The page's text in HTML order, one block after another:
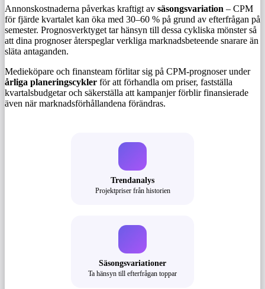
Annonskostnaderna påverkas kraftigt av säsongsvariation – CPM
för fjärde kvartalet kan öka med 30–60 % på grund av efterfrågan på
semester. Prognosverktyget tar hänsyn till dessa cykliska mönster så
att dina prognoser återspeglar verkliga marknadsbeteende snarare än
släta antaganden.
Medieköpare och finansteam förlitar sig på CPM-prognoser under
årliga planeringscykler för att förhandla om priser, fastställa
kvartalsbudgetar och säkerställa att kampanjer förblir finansierade
även när marknadsförhållandena förändras.
Trendanalys
Projektpriser från historien
Säsongsvariationer
Ta hänsyn till efterfrågan toppar